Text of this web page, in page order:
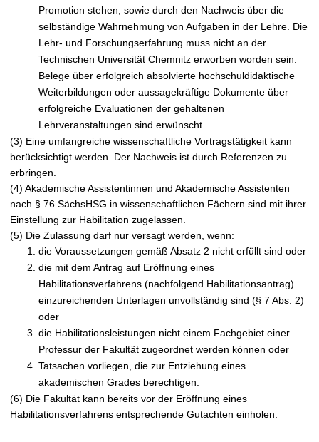
Promotion stehen, sowie durch den Nachweis über die
selbständige Wahrnehmung von Aufgaben in der Lehre. Die
Lehr- und Forschungserfahrung muss nicht an der
Technischen Universität Chemnitz erworben worden sein.
Belege über erfolgreich absolvierte hochschuldidaktische
Weiterbildungen oder aussagekräftige Dokumente über
erfolgreiche Evaluationen der gehaltenen
Lehrveranstaltungen sind erwünscht.
(3) Eine umfangreiche wissenschaftliche Vortragstätigkeit kann
berücksichtigt werden. Der Nachweis ist durch Referenzen zu
erbringen.
(4) Akademische Assistentinnen und Akademische Assistenten
nach § 76 SächsHSG in wissenschaftlichen Fächern sind mit ihrer
Einstellung zur Habilitation zugelassen.
(5) Die Zulassung darf nur versagt werden, wenn:
die Voraussetzungen gemäß Absatz 2 nicht erfüllt sind oder
die mit dem Antrag auf Eröffnung eines
Habilitationsverfahrens (nachfolgend Habilitationsantrag)
einzureichenden Unterlagen unvollständig sind (§ 7 Abs. 2)
oder
die Habilitationsleistungen nicht einem Fachgebiet einer
Professur der Fakultät zugeordnet werden können oder
Tatsachen vorliegen, die zur Entziehung eines
akademischen Grades berechtigen.
(6) Die Fakultät kann bereits vor der Eröffnung eines
Habilitationsverfahrens entsprechende Gutachten einholen.